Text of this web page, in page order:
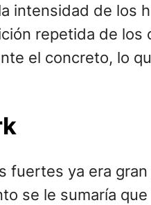
intensidad de los
repetida de
el concreto, lo
fuertes ya era
se le sumaría